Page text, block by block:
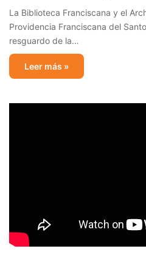
La Biblioteca Franciscana y el
Providencia Franciscana del
resguardo de la…
Leer más »